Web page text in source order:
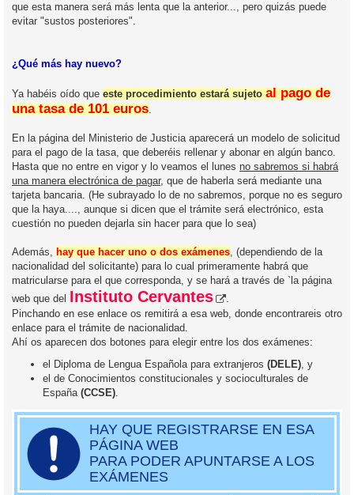
que esta manera será más lenta que la anterior..., pero quizás puede
evitar "sustos posteriores".
¿Qué más hay nuevo?
Ya habéis oído que este procedimiento estará sujeto al pago de
una tasa de 101 euros.
En la página del Ministerio de Justicia aparecerá un modelo de solicitud
para el pago de la tasa, que deberéis rellenar y abonar en algún banco.
Hasta que no entre en vigor y lo veamos el lunes no sabremos si habrá
una manera electrónica de pagar, que de haberla será mediante una
tarjeta bancaria. (He subrayado lo de no sabremos, porque no es seguro
que la haya...., aunque si dicen que el trámite será electrónico, esta
cuestión no pueden dejarla sin hacer para que lo sea)
Además, hay que hacer uno o dos exámenes, (dependiendo de la
nacionalidad del solicitante) para lo cual primeramente habrá que
matricularse para el que corresponda, y se hará a través de `la página
web que del Instituto Cervantes
.
Pinchando en ese enlace os remitirá a esa web, donde encontrareis otro
enlace para el trámite de nacionalidad.
Ahí os aparecen dos botones para elegir entre los dos exámenes:
el Diploma de Lengua Española para extranjeros (DELE), y
el de Conocimientos constitucionales y socioculturales de
España (CCSE).
HAY QUE REGISTRARSE EN ESA
PÁGINA WEB
PARA PODER APUNTARSE A LOS
EXÁMENES